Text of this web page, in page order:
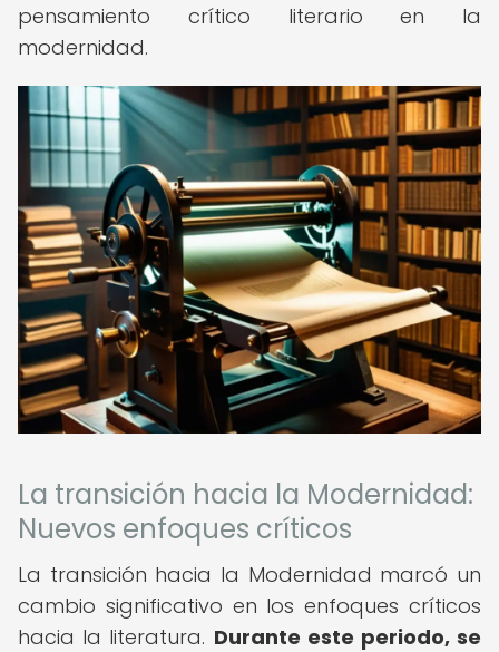
pensamiento crítico literario en la
modernidad.
La transición hacia la Modernidad:
Nuevos enfoques críticos
La transición hacia la Modernidad marcó un
cambio significativo en los enfoques críticos
hacia la literatura. Durante este periodo, se